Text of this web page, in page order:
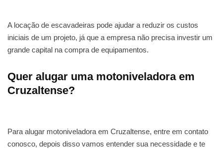
A locação de escavadeiras pode ajudar a reduzir os custos
iniciais de um projeto, já que a empresa não precisa investir um
grande capital na compra de equipamentos.
Quer alugar uma motoniveladora em
Cruzaltense?
Para alugar motoniveladora em Cruzaltense, entre em contato
conosco, depois disso vamos entender sua necessidade e te